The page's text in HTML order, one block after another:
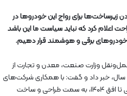
برای رواج این خودروها در
اعلام کرد که نباید سیاست‌ ما این باشد
خودروهای برقی و هوشمند قرار دهیم.
وزارت صنعت، معدن و تجارت از
سال، خبر داد و گفت: با همکاری شرکت‌های
دانش بنیان، شرکت‌های خودروسازی و همکاری مشترک مجموعه‌های بین المللی تا افق ۱۴۰۴، به سمت طراحی و ساخت